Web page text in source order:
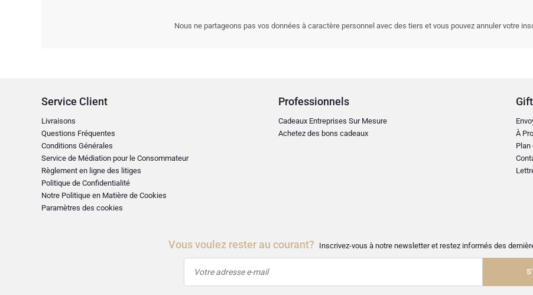
Nous ne partageons pas vos données à caractère personnel avec des tiers et vous pouvez annuler votre
Vous voulez rester au courant? Inscrivez-vous à notre newsletter et restez informés des
Votre adresse e-mail
Service Client
Livraisons
Questions Fréquentes
Conditions Générales
Service de Médiation pour le Consommateur
Règlement en ligne des litiges
Politique de Confidentialité
Notre Politique en Matière de Cookies
Paramètres des cookies
Professionnels
Cadeaux Entreprises Sur Mesure
Achetez des bons cadeaux
À
Plan